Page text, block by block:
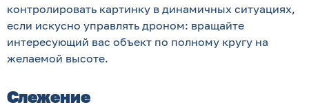
контролировать картинку в динамичных ситуациях,
если искусно управлять дроном: вращайте
интересующий вас объект по полному кругу на
желаемой высоте.
Слежение